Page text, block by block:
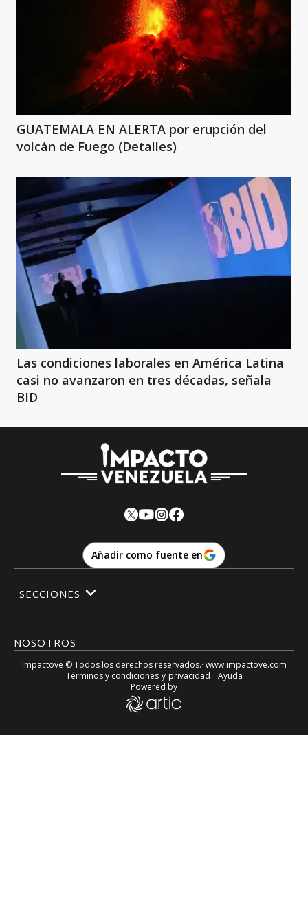
GUATEMALA EN ALERTA por erupción del
volcán de Fuego (Detalles)
Las condiciones laborales en América Latina
casi no avanzaron en tres décadas, señala
BID
Añadir como fuente en
NOSOTROS
SECCIONES
Impactove © Todos los derechos reservados.· www.impactove.com
Términos y condiciones y privacidad · Ayuda
Powered by